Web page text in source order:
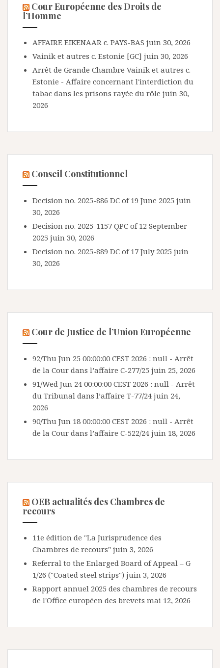
Cour Européenne des Droits de
l’Homme
AFFAIRE EIKENAAR c. PAYS-BAS juin 30, 2026
Vainik et autres c. Estonie [GC] juin 30, 2026
Arrêt de Grande Chambre Vainik et autres c.
Estonie - Affaire concernant l'interdiction du
tabac dans les prisons rayée du rôle juin 30,
2026
Conseil Constitutionnel
Decision no. 2025-886 DC of 19 June 2025 juin
30, 2026
Decision no. 2025-1157 QPC of 12 September
2025 juin 30, 2026
Decision no. 2025-889 DC of 17 July 2025 juin
30, 2026
Cour de Justice de l’Union Européenne
92/Thu Jun 25 00:00:00 CEST 2026 : null - Arrêt
de la Cour dans l’affaire C-277/25 juin 25, 2026
91/Wed Jun 24 00:00:00 CEST 2026 : null - Arrêt
du Tribunal dans l’affaire T-77/24 juin 24,
2026
90/Thu Jun 18 00:00:00 CEST 2026 : null - Arrêt
de la Cour dans l’affaire C-522/24 juin 18, 2026
OEB actualités des Chambres de
recours
11e édition de "La Jurisprudence des
Chambres de recours" juin 3, 2026
Referral to the Enlarged Board of Appeal – G
1/26 ("Coated steel strips") juin 3, 2026
Rapport annuel 2025 des chambres de recours
de l'Office européen des brevets mai 12, 2026